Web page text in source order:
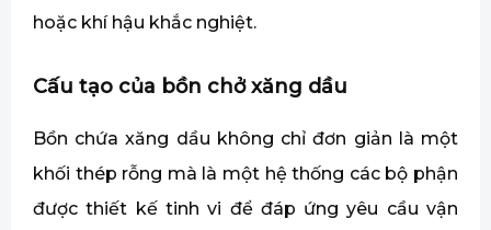
hoặc khí hậu khắc nghiệt.
Cấu tạo của bồn chở xăng dầu
Bồn chứa xăng dầu không chỉ đơn giản là một
khối thép rỗng mà là một hệ thống các bộ phận
được thiết kế tinh vi để đáp ứng yêu cầu vận